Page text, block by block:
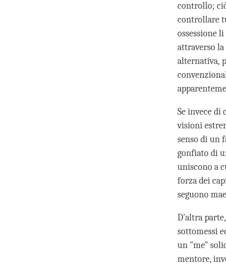
controllo;
controllare
ossessione
attraverso
alternativa,
Se invece
visioni
senso di un
gonfiato di
uniscono a
forza dei
seguono
D'altra
sottomessi
un "me"
mentore,